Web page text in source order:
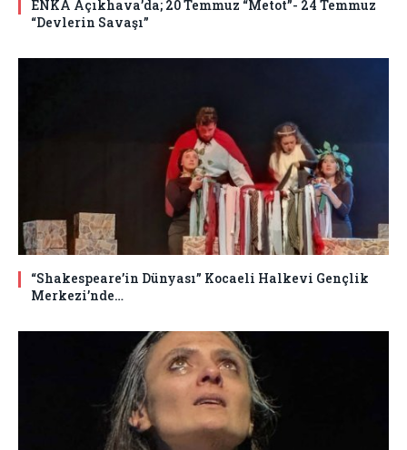
ENKA Açıkhava’da; 20 Temmuz “Metot”- 24 Temmuz
“Devlerin Savaşı”
“Shakespeare’in Dünyası” Kocaeli Halkevi Gençlik
Merkezi’nde…